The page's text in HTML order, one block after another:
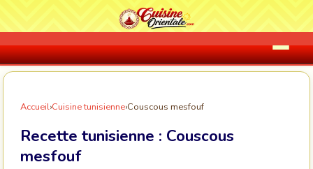
Accueil›Cuisine tunisienne›Couscous mesfouf
Recette tunisienne : Couscous
mesfouf